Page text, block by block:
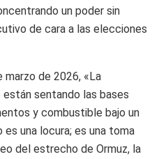
un poder sin
de cara a las elecciones
marzo de 2026, «La
sentando las bases
y combustible bajo un
una locura; es una toma
del estrecho de Ormuz, la